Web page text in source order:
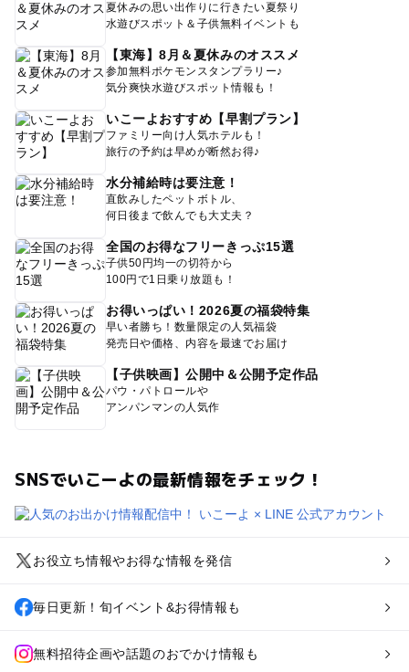
夏休みの思い出作りに行きたい夏祭り
水遊びスポット＆子供無料イベントも
【東海】8月＆夏休みのオススメ
参加無料ポケモンスタンプラリー♪
気分爽快水遊びスポット情報も！
いこーよおすすめ【早割プラン】
ファミリー向け人気ホテルも！
旅行の予約は早めが断然お得♪
水分補給時は要注意！
直飲みしたペットボトル、
何日後まで飲んでも大丈夫？
全国のお得なフリーきっぷ15選
子供50円均一の切符から
100円で1日乗り放題も！
お得いっぱい！2026夏の福袋特集
早い者勝ち！数量限定の人気福袋
発売日や価格、内容を最速でお届け
【子供映画】公開中＆公開予定作品
パウ・パトロールや
アンパンマンの人気作
SNSでいこーよの最新情報をチェック！
お役立ち情報やお得な情報を発信
毎日更新！旬イベント&お得情報も
無料招待企画や話題のおでかけ情報も